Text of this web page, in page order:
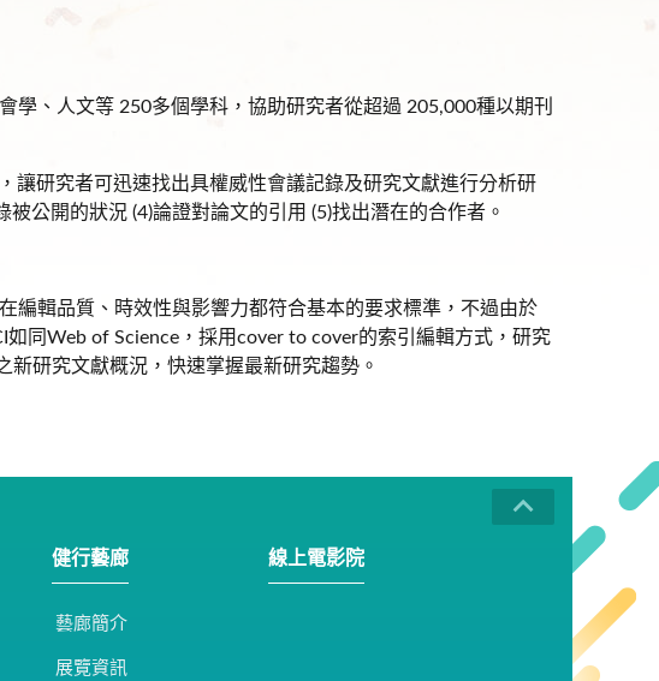
、人文等 250多個學科，協助研究者從超過 205,000種以期刊
讓研究者可迅速找出具權威性會議記錄及研究文獻進行分析研
公開的狀況 (4)論證對論文的引用 (5)找出潛在的合作者。
編輯品質、時效性與影響力都符合基本的要求標準，不過由於
同Web of Science，採用cover to cover的索引編輯方式，研究
研究文獻概況，快速掌握最新研究趨勢。
健行藝廊
藝廊簡介
展覽資訊
線上電影院